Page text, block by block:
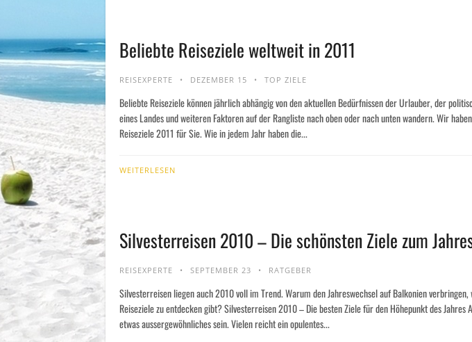
Beliebte Reiseziele weltweit in 2011
REISEXPERTE DEZEMBER 15 TOP ZIELE
Beliebte Reiseziele können jährlich abhängig von den aktuellen Bedürfnissen der Urlauber, der
eines Landes und weiteren Faktoren auf der Rangliste nach oben oder nach unten wandern. Wir
Reiseziele 2011 für Sie. Wie in jedem Jahr haben die...
WEITERLESEN
Silvesterreisen 2010 – Die schönsten Ziele zum
REISEXPERTE SEPTEMBER 23 RATGEBER
Silvesterreisen liegen auch 2010 voll im Trend. Warum den Jahreswechsel auf Balkonien verbringen,
Reiseziele zu entdecken gibt? Silvesterreisen 2010 – Die besten Ziele für den Höhepunkt des Jahres
etwas aussergewöhnliches sein. Vielen reicht ein opulentes...